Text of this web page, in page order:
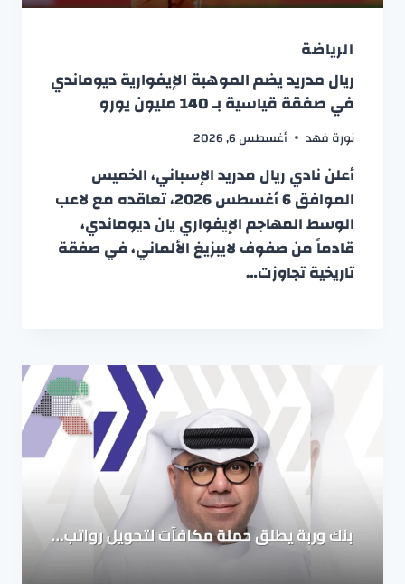
الرياضة
ريال مدريد يضم الموهبة الإيفوارية ديوماندي
في صفقة قياسية بـ 140 مليون يورو
نورة فهد أغسطس 6, 2026
أعلن نادي ريال مدريد الإسباني، الخميس
الموافق 6 أغسطس 2026، تعاقده مع لاعب
الوسط المهاجم الإيفواري يان ديوماندي،
قادماً من صفوف لايبزيغ الألماني، في صفقة
تاريخية تجاوزت…